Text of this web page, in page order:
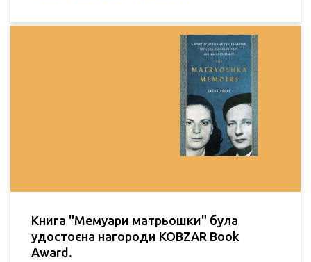
Книга "Мемуари матрьошки" була
удостоєна нагороди KOBZAR Book
Award.